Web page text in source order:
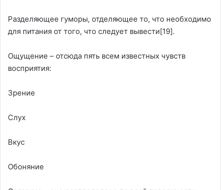
Разделяющее гуморы, отделяющее то, что необходимо
для питания от того, что следует вывести[19].
Ощущение – отсюда пять всем известных чувств
восприятия:
Зрение
Слух
Вкус
Обоняние